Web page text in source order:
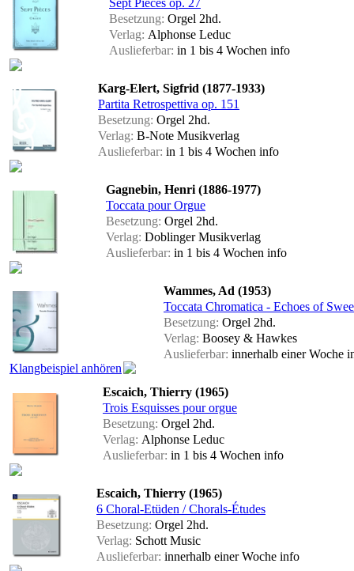
Sept Pieces op. 27
Besetzung: Orgel 2hd.
Verlag: Alphonse Leduc
Auslieferbar: in 1 bis 4 Wochen info
Karg-Elert, Sigfrid (1877-1933)
Partita Retrospettiva op. 151
Besetzung: Orgel 2hd.
Verlag: B-Note Musikverlag
Auslieferbar: in 1 bis 4 Wochen info
Gagnebin, Henri (1886-1977)
Toccata pour Orgue
Besetzung: Orgel 2hd.
Verlag: Doblinger Musikverlag
Auslieferbar: in 1 bis 4 Wochen info
Klangbeispiel anhören
Wammes, Ad (1953)
Toccata Chromatica - Echoes of
Besetzung: Orgel 2hd.
Verlag: Boosey & Hawkes
Auslieferbar: innerhalb einer Woche
Escaich, Thierry (1965)
Trois Esquisses pour orgue
Besetzung: Orgel 2hd.
Verlag: Alphonse Leduc
Auslieferbar: in 1 bis 4 Wochen info
Escaich, Thierry (1965)
6 Choral-Etüden / Chorals-Études
Besetzung: Orgel 2hd.
Verlag: Schott Music
Auslieferbar: innerhalb einer Woche info